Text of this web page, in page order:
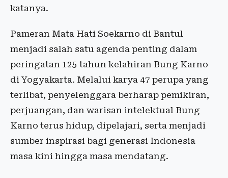
katanya.
Pameran Mata Hati Soekarno di Bantul
menjadi salah satu agenda penting dalam
peringatan 125 tahun kelahiran Bung Karno
di Yogyakarta. Melalui karya 47 perupa yang
terlibat, penyelenggara berharap pemikiran,
perjuangan, dan warisan intelektual Bung
Karno terus hidup, dipelajari, serta menjadi
sumber inspirasi bagi generasi Indonesia
masa kini hingga masa mendatang.